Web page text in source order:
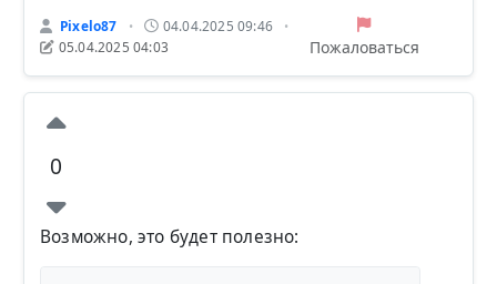
Pixelo87 • 04.04.2025 09:46 •
05.04.2025 04:03 Пожаловаться
0
Возможно, это будет полезно: